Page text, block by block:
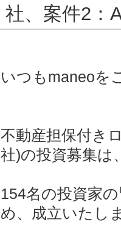
社、案件2：
いつもmaneoを
不動産担保付き
社)の投資募集は
154名の投資家
め、成立いたし